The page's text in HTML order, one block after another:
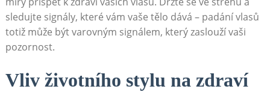
sledujte ‌signály, které vám vaše tělo dává –⁢ padání vlasů
totiž​ může být varovným signálem, který zaslouží vaši
pozornost.
Vliv životního ⁣stylu na zdraví